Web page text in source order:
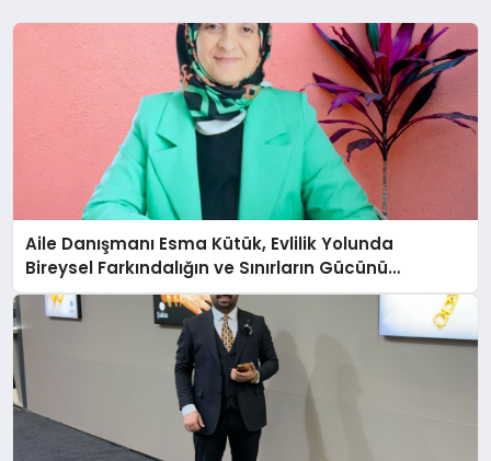
Aile Danışmanı Esma Kütük, Evlilik Yolunda
Bireysel Farkındalığın ve Sınırların Gücünü
Anlatıyor